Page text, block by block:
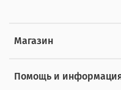
Магазин
Помощь и